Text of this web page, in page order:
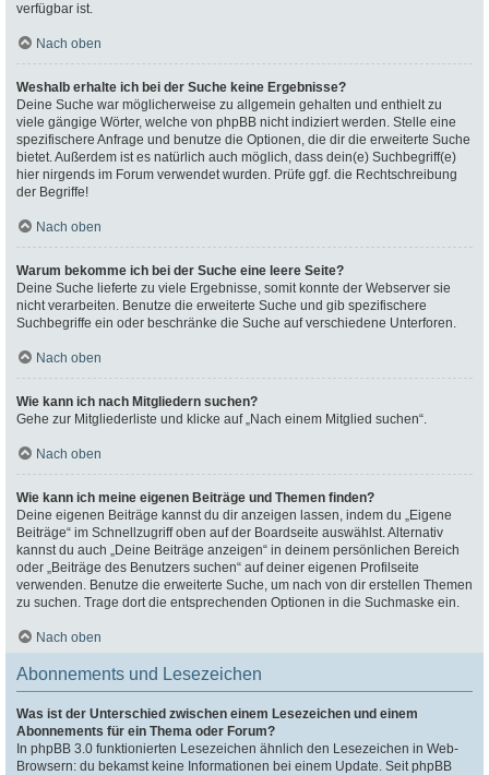
verfügbar ist.
Nach oben
Weshalb erhalte ich bei der Suche keine Ergebnisse?
Deine Suche war möglicherweise zu allgemein gehalten und enthielt zu
viele gängige Wörter, welche von phpBB nicht indiziert werden. Stelle eine
spezifischere Anfrage und benutze die Optionen, die dir die erweiterte Suche
bietet. Außerdem ist es natürlich auch möglich, dass dein(e) Suchbegriff(e)
hier nirgends im Forum verwendet wurden. Prüfe ggf. die Rechtschreibung
der Begriffe!
Nach oben
Warum bekomme ich bei der Suche eine leere Seite?
Deine Suche lieferte zu viele Ergebnisse, somit konnte der Webserver sie
nicht verarbeiten. Benutze die erweiterte Suche und gib spezifischere
Suchbegriffe ein oder beschränke die Suche auf verschiedene Unterforen.
Nach oben
Wie kann ich nach Mitgliedern suchen?
Gehe zur Mitgliederliste und klicke auf „Nach einem Mitglied suchen“.
Nach oben
Wie kann ich meine eigenen Beiträge und Themen finden?
Deine eigenen Beiträge kannst du dir anzeigen lassen, indem du „Eigene
Beiträge“ im Schnellzugriff oben auf der Boardseite auswählst. Alternativ
kannst du auch „Deine Beiträge anzeigen“ in deinem persönlichen Bereich
oder „Beiträge des Benutzers suchen“ auf deiner eigenen Profilseite
verwenden. Benutze die erweiterte Suche, um nach von dir erstellen Themen
zu suchen. Trage dort die entsprechenden Optionen in die Suchmaske ein.
Nach oben
Abonnements und Lesezeichen
Was ist der Unterschied zwischen einem Lesezeichen und einem
Abonnements für ein Thema oder Forum?
In phpBB 3.0 funktionierten Lesezeichen ähnlich den Lesezeichen in Web-
Browsern: du bekamst keine Informationen bei einem Update. Seit phpBB